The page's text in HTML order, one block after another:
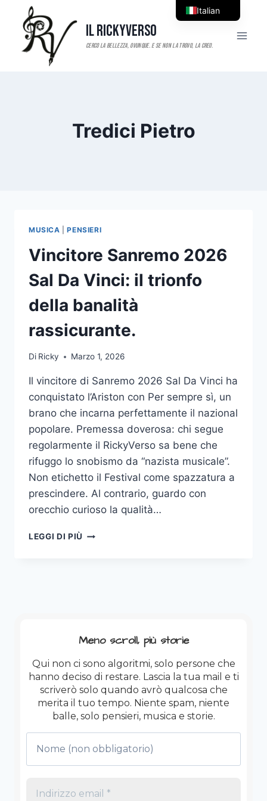
contenuto
Il RickyVerso
Tredici Pietro
MUSICA |PENSIERI
Vincitore Sanremo 2026
Sal Da Vinci: il trionfo
della banalità
rassicurante.
Di Ricky Marzo 1, 2026
Il vincitore di Sanremo 2026 Sal Da Vinci ha
conquistato l’Ariston con Per sempre sì, un
brano che incarna perfettamente il nazional
popolare. Premessa doverosa: chi segue
regolarmente il RickyVerso sa bene che
rifuggo lo snobismo da “nazista musicale”.
Non etichetto il Festival come spazzatura a
prescindere. Al contrario, guardo con
orecchio curioso la qualità…
LEGGI DI PIÙ VINCITORE
BANALITÀ
RASSICURANTE.
Meno scroll, più storie
Qui non ci sono algoritmi, solo persone che
hanno deciso di restare. Lascia la tua mail e ti
scriverò solo quando avrò qualcosa che
merita il tuo tempo. Niente spam, niente
balle, solo pensieri, musica e storie.
Italian